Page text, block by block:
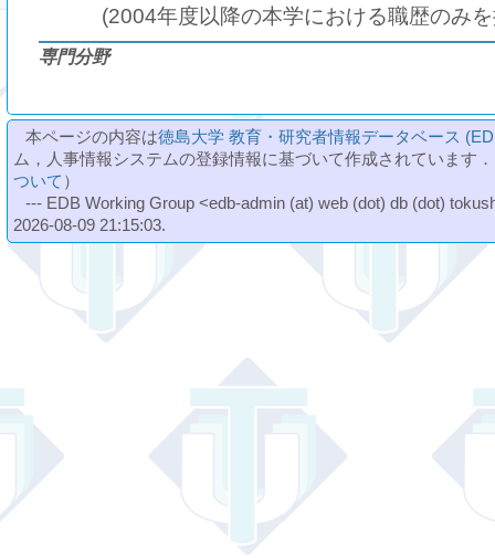
(2004年度以降の本学における職歴のみ
専門分野
本ページの内容は徳島大学 教育・研究者情報データベース
ム，人事情報システムの登録情報に基づいて作成されています
ついて ）
--- EDB Working Group <edb-admin (at) web (dot) db (dot)
2026-08-09 21:15:03.